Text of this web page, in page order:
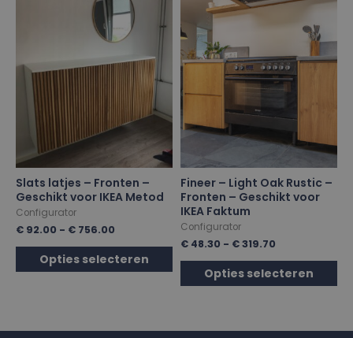
Slats latjes – Fronten –
Geschikt voor IKEA Metod
Configurator
€ 92.00 - € 756.00
Opties selecteren
Fineer – Light Oak Rustic –
Fronten – Geschikt voor
IKEA Faktum
Configurator
€ 48.30 - €319.70
Opties selecteren